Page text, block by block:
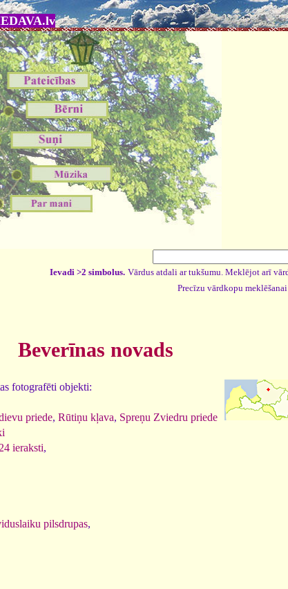
Ievadi >2 simbolus. Vārdus atdali ar tukšumu. Meklējot arī
Precīzu vārdkopu
Beverīnas novads
fotografēti objekti:
priede, Rūtiņu kļava, Spreņu Zviedru priede
24 ieraksti,
pilsdrupas,